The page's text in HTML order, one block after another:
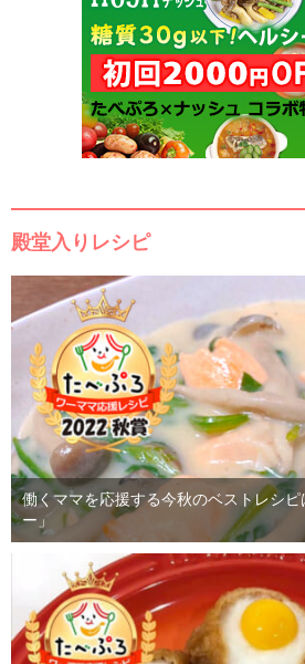
殿堂入りレシピ
働くママを応援する今秋のベストレシピ
ー」